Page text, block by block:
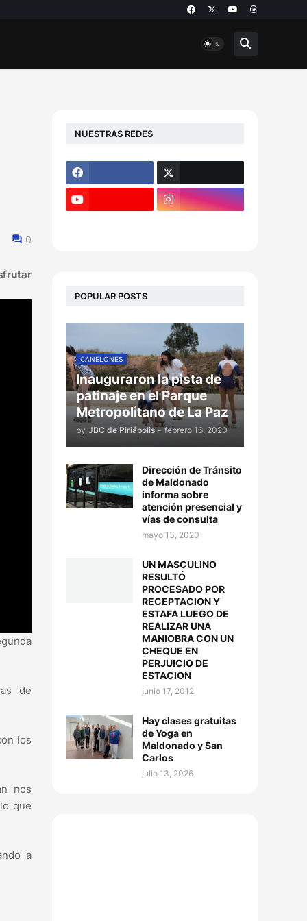
0
de
los
nos
que
a
NUESTRAS REDES
POPULAR POSTS
CANELONES
Inauguraron la pista de
patinaje en el Parque
Metropolitano de La Paz
by JBC de Piriápolis - febrero 16, 2020
Dirección de Tránsito
de Maldonado
informa sobre
atención presencial y
vías de consulta
mayo 13, 2020
UN MASCULINO
RESULTÓ
PROCESADO POR
RECEPTACION Y
ESTAFA LUEGO DE
REALIZAR UNA
MANIOBRA CON UN
CHEQUE EN
PERJUICIO DE
ESTACION
junio 17, 2012
Hay clases gratuitas
de Yoga en
Maldonado y San
Carlos
julio 13, 2026